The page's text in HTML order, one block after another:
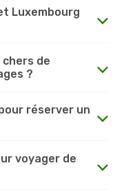
Luxembourg
de
?
réserver un
voyager de